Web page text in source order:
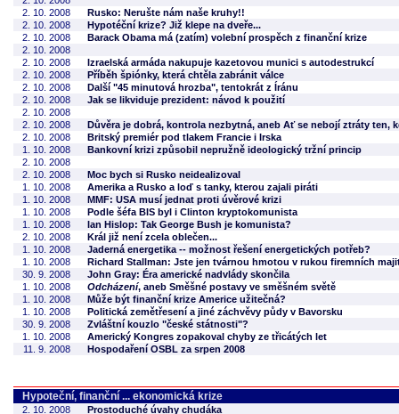
2. 10. 2008
Rusko: Nerušte nám naše kruhy!!
2. 10. 2008
Hypotéční krize? Již klepe na dveře...
2. 10. 2008
Barack Obama má (zatím) volební prospěch z finanční krize
2. 10. 2008
2. 10. 2008
Izraelská armáda nakupuje kazetovou munici s autodestrukcí
2. 10. 2008
Příběh špiónky, která chtěla zabránit válce
2. 10. 2008
Další "45 minutová hrozba", tentokrát z Íránu
2. 10. 2008
Jak se likviduje prezident: návod k použití
2. 10. 2008
2. 10. 2008
Důvěra je dobrá, kontrola nezbytná, aneb Ať se nebojí ztráty ten,
2. 10. 2008
Britský premiér pod tlakem Francie i Irska
1. 10. 2008
Bankovní krizi způsobil nepružně ideologický tržní princip
2. 10. 2008
2. 10. 2008
Moc bych si Rusko neidealizoval
1. 10. 2008
Amerika a Rusko a loď s tanky, kterou zajali piráti
1. 10. 2008
MMF: USA musí jednat proti úvěrové krizi
1. 10. 2008
Podle šéfa BIS byl i Clinton kryptokomunista
1. 10. 2008
Ian Hislop: Tak George Bush je komunista?
2. 10. 2008
Král již není zcela oblečen...
1. 10. 2008
Jaderná energetika -- možnost řešení energetických potřeb?
1. 10. 2008
Richard Stallman: Jste jen tvárnou hmotou v rukou firemních
30. 9. 2008
John Gray: Éra americké nadvlády skončila
1. 10. 2008
Odcházení, aneb Směšné postavy ve směšném světě
1. 10. 2008
Může být finanční krize Americe užitečná?
1. 10. 2008
Politická zemětřesení a jiné záchvěvy půdy v Bavorsku
30. 9. 2008
Zvláštní kouzlo "české státnosti"?
1. 10. 2008
Americký Kongres zopakoval chyby ze třicátých let
11. 9. 2008
Hospodaření OSBL za srpen 2008
Hypoteční, finanční ... ekonomická krize
2. 10. 2008 Prostoduché úvahy chudáka